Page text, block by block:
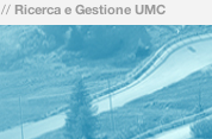
// Ricerca e Gestione UMC